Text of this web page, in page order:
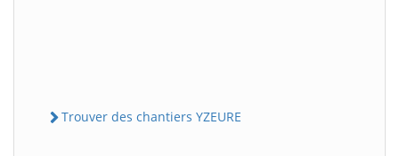
Trouver des chantiers YZEURE